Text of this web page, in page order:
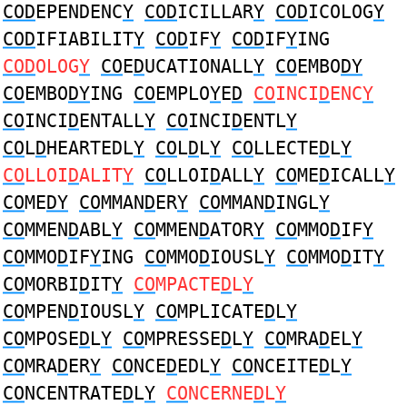
CODEPENDENCY CODICILLARY CODICOLOGY
CODIFIABILITY CODIFY CODIFYING
CODOLOGY COEDUCATIONALLY COEMBODY
COEMBODYING COEMPLOYED COINCIDENCY
COINCIDENTALLY COINCIDENTLY
COLDHEARTEDLY COLDLY COLLECTEDLY
COLLOIDALITY COLLOIDALLY COMEDICALLY
COMEDY COMMANDERY COMMANDINGLY
COMMENDABLY COMMENDATORY COMMODIFY
COMMODIFYING COMMODIOUSLY COMMODITY
COMORBIDITY COMPACTEDLY
COMPENDIOUSLY COMPLICATEDLY
COMPOSEDLY COMPRESSEDLY COMRADELY
COMRADERY CONCEDEDLY CONCEITEDLY
CONCENTRATEDLY CONCERNEDLY